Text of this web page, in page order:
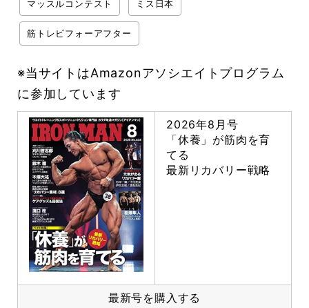
マッスルコンテスト ミス日本
筋トレビフォーアフター
※当サイトはAmazonアソシエイトプログラム
に参加しています
2026年8月号
「休養」が筋肉を育
てる
最新リカバリー戦略
最新号を購入する